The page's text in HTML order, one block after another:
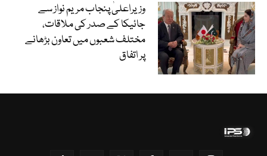
وزیراعلیٰ پنجاب مریم نواز سے
جائیکا کے صدر کی ملاقات،
مختلف شعبوں میں تعاون بڑھانے
پر اتفاق